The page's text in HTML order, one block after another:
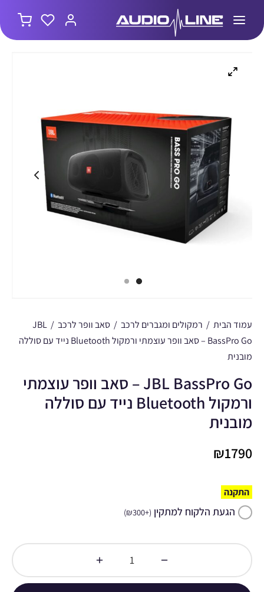
עמוד הבית / רמקולים ומגברים לרכב / סאב וופר לרכב /
JBL
BassPro Go – סאב וופר עוצמתי ורמקול Bluetooth נייד עם סוללה
מובנית
JBL BassPro Go – סאב וופר עוצמתי
ורמקול Bluetooth נייד עם סוללה
מובנית
₪1790
התקנה
הגעת הלקוח למתקין (
+
₪300
)